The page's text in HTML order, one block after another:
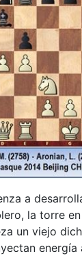
a
la torre
un viejo
energía